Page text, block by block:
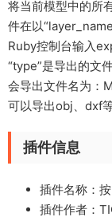
将当前模型中的所
件在以
Ruby控制台输入
“type”是导出的文
会导出文件名为：
可以导出obj、dxf等
插件信息
插件名称：
插件作者：